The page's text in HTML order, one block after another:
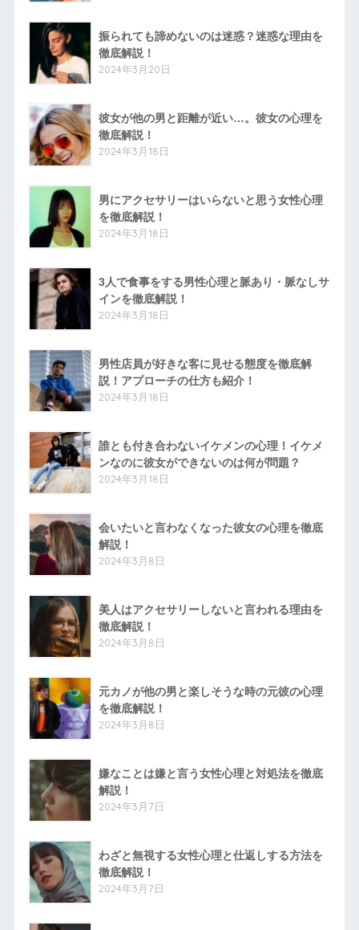
振られても諦めないのは迷惑？迷惑な理由を
徹底解説！
2024年3月20日
彼女が他の男と距離が近い…。彼女の心理を
徹底解説！
2024年3月18日
男にアクセサリーはいらないと思う女性心理
を徹底解説！
2024年3月18日
3人で食事をする男性心理と脈あり・脈なしサ
インを徹底解説！
2024年3月18日
男性店員が好きな客に見せる態度を徹底解
説！アプローチの仕方も紹介！
2024年3月18日
誰とも付き合わないイケメンの心理！イケメ
ンなのに彼女ができないのは何が問題？
2024年3月18日
会いたいと言わなくなった彼女の心理を徹底
解説！
2024年3月8日
美人はアクセサリーしないと言われる理由を
徹底解説！
2024年3月8日
元カノが他の男と楽しそうな時の元彼の心理
を徹底解説！
2024年3月8日
嫌なことは嫌と言う女性心理と対処法を徹底
解説！
2024年3月7日
わざと無視する女性心理と仕返しする方法を
徹底解説！
2024年3月7日